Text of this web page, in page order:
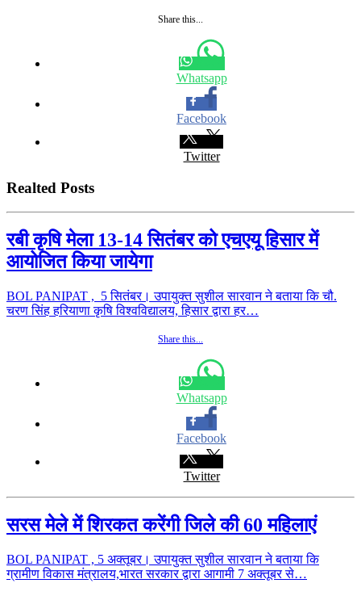
Share this...
Whatsapp
Facebook
Twitter
Realted Posts
रबी कृषि मेला 13-14 सितंबर को एचएयू हिसार में
आयोजित किया जायेगा
BOL PANIPAT , 5 सितंबर। उपायुक्त सुशील सारवान ने बताया कि चौ.
चरण सिंह हरियाणा कृषि विश्वविद्यालय, हिसार द्वारा हर…
Share this...
Whatsapp
Facebook
Twitter
सरस मेले में शिरकत करेंगी जिले की 60 महिलाएं
BOL PANIPAT , 5 अक्तूबर। उपायुक्त सुशील सारवान ने बताया कि
ग्रामीण विकास मंत्रालय,भारत सरकार द्वारा आगामी 7 अक्तूबर से…